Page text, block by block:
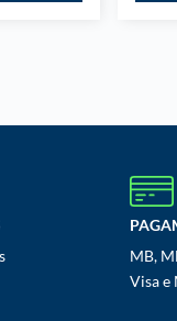
MB,
Visa e